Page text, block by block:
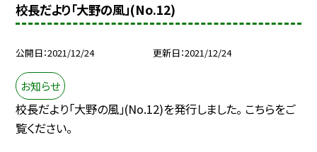
校長だより「大野の風」(No.12)
公開日 2021/12/24 更新日 2021/12/24
お知らせ
校長だより「大野の風」(No.12)を発行しました。 こちらをご
覧ください。